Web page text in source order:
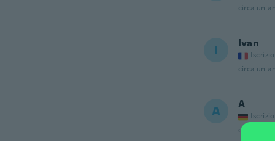
circa un
I Ivan
circa un
A A
circa un